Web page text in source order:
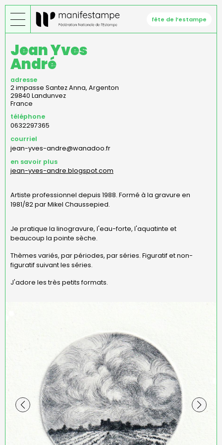
Aller
au
contenu
fête de l’estampe
Jean Yves
André
adresse
2 impasse Santez Anna, Argenton
29840 Landunvez
France
téléphone
0632297365
courriel
jean-yves-andre@wanadoo.fr
en savoir plus
jean-yves-andre.blogspot.com
Artiste professionnel depuis 1988. Formé à la gravure en
1981/82 par Mikel Chaussepied.
Je pratique la linogravure, l'eau-forte, l'aquatinte et
beaucoup la pointe sèche.
Thèmes variés, par périodes, par séries. Figuratif et non-
figuratif suivant les séries.
J'adore les très petits formats.